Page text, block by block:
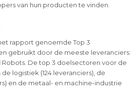
van hun producten te vinden.
rapport genoemde Top 3
gebruikt door de meeste leveranciers:
Robots. De top 3 doelsectoren voor de
logistiek (124 leveranciers), de
en de metaal- en machine-industrie